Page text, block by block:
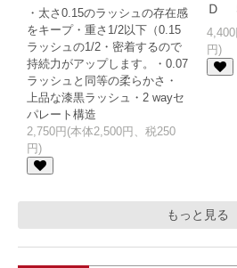
・太さ0.15のラッシュの存在感
をキープ・重さ1/2以下（0.15
ラッシュの1/2・密着するので
持続力がアップします。・0.07
ラッシュと同等の柔らかさ・
上品な漆黒ラッシュ・2 wayセ
パレート構造
2,750円(本体2,500円、税250
円)
Ｄ
円)
もっと見る